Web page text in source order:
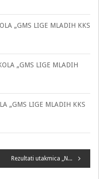
„GMS LIGE MLADIH KKS
„GMS LIGE MLADIH
„GMS LIGE MLADIH KKS
Rezultati utakmica „No1 LIGE MLADIH KKS SBK KSB“ odigranih proteklog vikenda